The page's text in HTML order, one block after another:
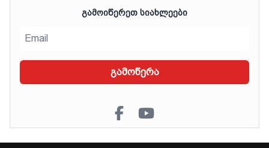
ᲒᲐᲛᲝᲘᲬᲔᲠᲔᲗ ᲡᲘᲐᲮᲚᲔᲔᲑᲘ
გამოწერა